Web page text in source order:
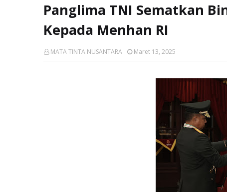
Panglima TNI Sematkan
Kepada Menhan RI
MATA TINTA NUSANTARA Maret 13, 2025